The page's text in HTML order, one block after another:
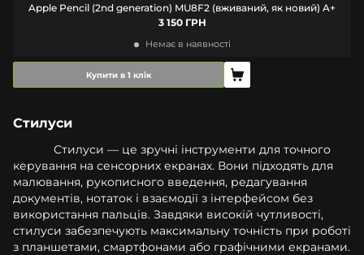
Apple Pencil (2nd generation) MU8F2 (вживаний, як новий) A+
3 150 ГРН
Немає в наявності
Купити в 1 клік
Стилуси
Стилуси — це зручні інструменти для точного
керування на сенсорних екранах. Вони підходять для
малювання, рукописного введення, редагування
документів, нотаток і взаємодії з інтерфейсом без
використання пальців. Завдяки високій чутливості,
стилуси забезпечують максимальну точність при роботі
з планшетами, смартфонами або графічними екранами.